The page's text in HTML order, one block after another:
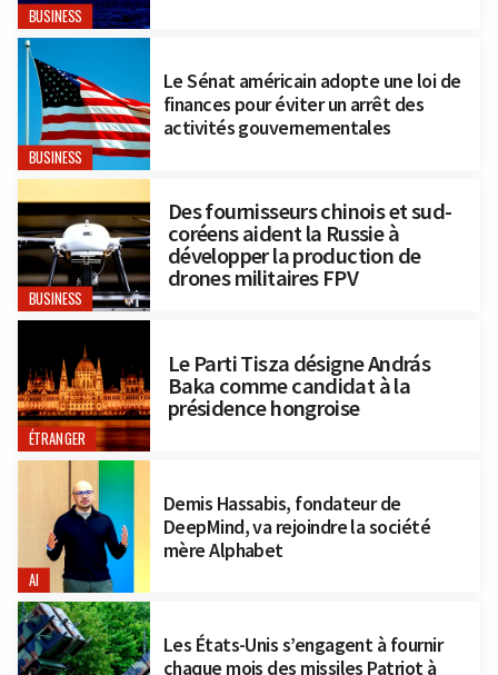
BUSINESS
BUSINESS
Le Sénat américain adopte une loi de
finances pour éviter un arrêt des
activités gouvernementales
BUSINESS
Des fournisseurs chinois et sud-
coréens aident la Russie à
développer la production de
drones militaires FPV
ÉTRANGER
Le Parti Tisza désigne András
Baka comme candidat à la
présidence hongroise
AI
Demis Hassabis, fondateur de
DeepMind, va rejoindre la société
mère Alphabet
Les États-Unis s’engagent à fournir
chaque mois des missiles Patriot à